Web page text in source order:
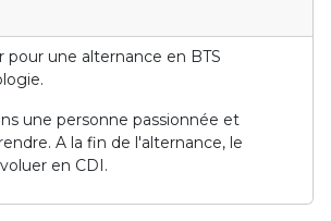
pour une alternance en BTS
une personne passionnée et
A la fin de l'alternance, le
en CDI.